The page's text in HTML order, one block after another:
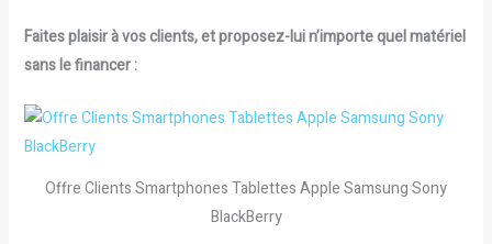
Faites plaisir à vos clients, et proposez-lui n’importe quel matériel
sans le financer :
Offre Clients Smartphones Tablettes Apple Samsung Sony
BlackBerry